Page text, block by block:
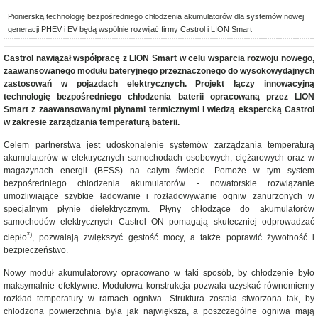
Pionierską technologię bezpośredniego chłodzenia akumulatorów dla systemów nowej
generacji PHEV i EV będą wspólnie rozwijać firmy Castrol i LION Smart
Castrol nawiązał współpracę z LION Smart w celu wsparcia rozwoju nowego,
zaawansowanego modułu bateryjnego przeznaczonego do wysokowydajnych
zastosowań w pojazdach elektrycznych. Projekt łączy innowacyjną
technologię bezpośredniego chłodzenia baterii opracowaną przez LION
Smart z zaawansowanymi płynami termicznymi i wiedzą ekspercką Castrol
w zakresie zarządzania temperaturą baterii.
Celem partnerstwa jest udoskonalenie systemów zarządzania temperaturą
akumulatorów w elektrycznych samochodach osobowych, ciężarowych oraz w
magazynach energii (BESS) na całym świecie. Pomoże w tym system
bezpośredniego chłodzenia akumulatorów - nowatorskie rozwiązanie
umożliwiające szybkie ładowanie i rozładowywanie ogniw zanurzonych w
specjalnym płynie dielektrycznym. Płyny chłodzące do akumulatorów
samochodów elektrycznych Castrol ON pomagają skuteczniej odprowadzać
ciepło*), pozwalają zwiększyć gęstość mocy, a także poprawić żywotność i
bezpieczeństwo.
Nowy moduł akumulatorowy opracowano w taki sposób, by chłodzenie było
maksymalnie efektywne. Modułowa konstrukcja pozwala uzyskać równomierny
rozkład temperatury w ramach ogniwa. Struktura została stworzona tak, by
chłodzona powierzchnia była jak największa, a poszczególne ogniwa mają